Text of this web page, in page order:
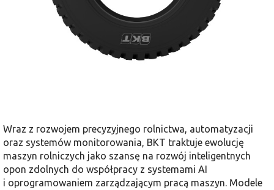
Wraz z rozwojem precyzyjnego rolnictwa, automatyzacji
oraz systemów monitorowania, BKT traktuje ewolucję
maszyn rolniczych jako szansę na rozwój inteligentnych
opon zdolnych do współpracy z systemami AI
i oprogramowaniem zarządzającym pracą maszyn. Modele